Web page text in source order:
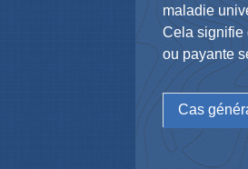
maladie
Cela signifie
ou payante
Cas